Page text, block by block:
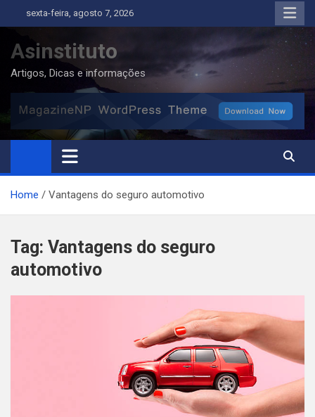
to
content
sexta-feira, agosto 7, 2026
Asinstituto
Artigos, Dicas e informações
Home Vantagens do seguro automotivo
Tag: Vantagens do seguro
automotivo